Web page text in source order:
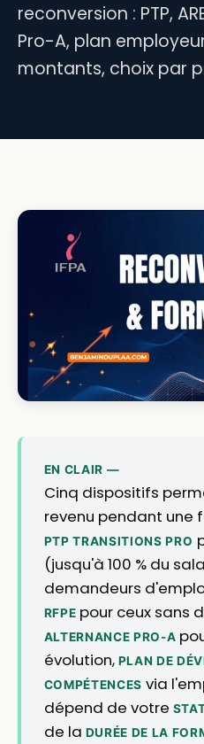
reconversion : PTP,
Pro-A, plan
montants, choix par
EN CLAIR —
Cinq dispositifs
revenu pendant une
PTP TRANSITIONS PRO
(jusqu'à 100 % du
demandeurs
RFPE pour ceux sans
ALTERNANCE PRO-A
évolution, PLAN DE
COMPÉTENCES via
dépend de votre
de la DURÉE DE LA